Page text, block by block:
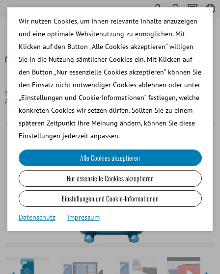
Startseite
Samenanalyse und Laborsoftware
AndroScope®, mobile Samenanalyseeinheit
Zurück
Wir nutzen Cookies, um Ihnen relevante Inhalte anzuzeigen
und eine optimale Websitenutzung zu ermöglichen. Mit
Klicken auf den Button „Alle Cookies akzeptieren“ willigen
Sie in die Nutzung sämtlicher Cookies ein. Mit Klicken auf
den Button „Nur essenzielle Cookies akzeptieren“ können Sie
den Einsatz nicht notwendiger Cookies ablehnen oder unter
„Einstellungen und Cookie-Informationen“ festlegen, welche
konkreten Cookies wir setzen dürfen. Sollten Sie zu einem
späteren Zeitpunkt Ihre Meinung ändern, können Sie diese
Einstellungen jederzeit anpassen.
Alle Cookies akzeptieren
Nur essenzielle Cookies akzeptieren
Einstellungen und Cookie-Informationen
Datenschutz Impressum